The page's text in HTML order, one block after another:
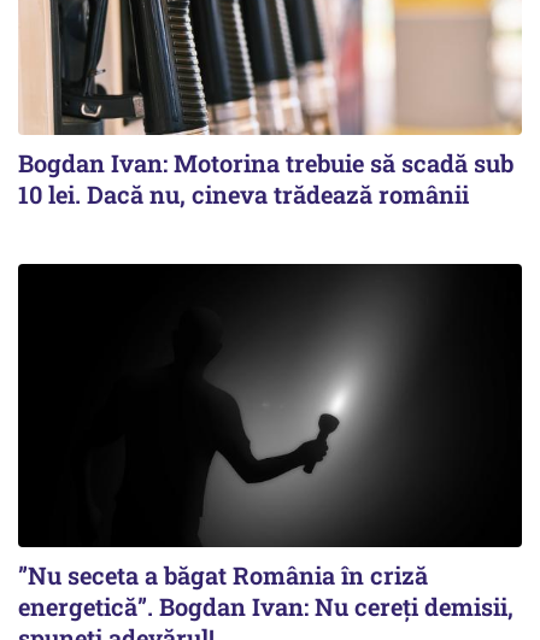
Bogdan Ivan: Motorina trebuie să scadă sub
10 lei. Dacă nu, cineva trădează românii
”Nu seceta a băgat România în criză
energetică”. Bogdan Ivan: Nu cereți demisii,